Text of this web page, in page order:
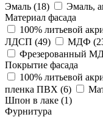
Эмаль (18) Эмаль,
Материал фасада
100% литьевой
ЛДСП (49) МДФ (
Фрезерованный
Покрытие фасада
100% литьевой
пленка ПВХ (6)
Шпон в лаке (1)
Фурнитура